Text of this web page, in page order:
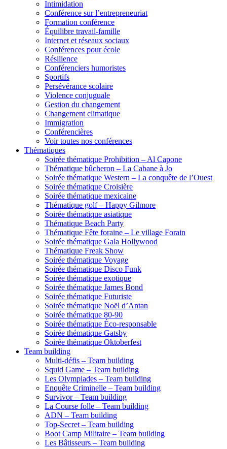
Intimidation
Conférence sur l’entrepreneuriat
Formation conférence
Équilibre travail-famille
Internet et réseaux sociaux
Conférences pour école
Résilience
Conférenciers humoristes
Sportifs
Persévérance scolaire
Violence conjuguale
Gestion du changement
Changement climatique
Immigration
Conférencières
Voir toutes nos conférences
Thématiques
Soirée thématique Prohibition – Al Capone
Thématique bûcheron – La Cabane à Jo
Soirée thématique Western – La conquête de l’Ouest
Soirée thématique Croisière
Soirée thématique mexicaine
Thématique golf – Happy Gilmore
Soirée thématique asiatique
Thématique Beach Party
Thématique Fête foraine – Le village Forain
Soirée thématique Gala Hollywood
Thématique Freak Show
Soirée thématique Voyage
Soirée thématique Disco Funk
Soirée thématique exotique
Soirée thématique James Bond
Soirée thématique Futuriste
Soirée thématique Noël d’Antan
Soirée thématique 80-90
Soirée thématique Éco-responsable
Soirée thématique Gatsby
Soirée thématique Oktoberfest
Team building
Multi-défis – Team building
Squid Game – Team building
Les Olympiades – Team building
Enquête Criminelle – Team building
Survivor – Team building
La Course folle – Team building
ADN – Team building
Top-Secret – Team building
Boot Camp Militaire – Team building
Les Bâtisseurs – Team building